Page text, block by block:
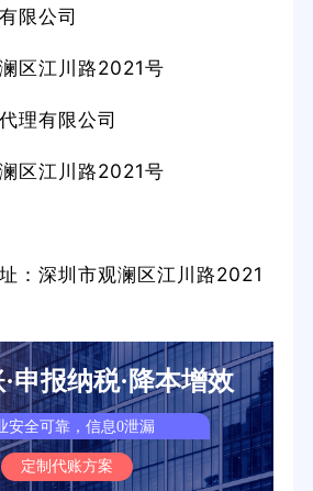
限公司
区江川路2021号
理有限公司
区江川路2021号
：深圳市观澜区江川路2021
申报纳税·降本增效
安全可靠，信息0泄漏
定制代账方案